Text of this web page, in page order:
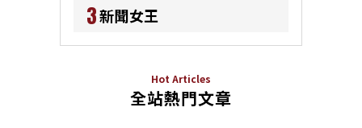
3新聞女王
Hot Articles
全站熱門文章